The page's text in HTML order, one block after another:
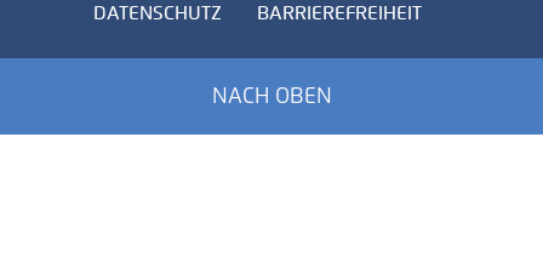
DATENSCHUTZ
BARRIEREFREIHEIT
NACH OBEN